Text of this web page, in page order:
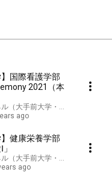
】国際看護学部
2021（本
（大手前大学・大手前短期大学
ago
】健康栄養学部
（大手前大学・大手前短期大学
ago